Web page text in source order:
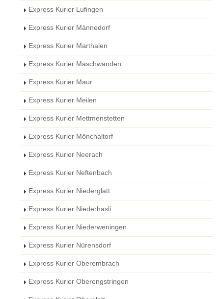
Express Kurier Lufingen
Express Kurier Männedorf
Express Kurier Marthalen
Express Kurier Maschwanden
Express Kurier Maur
Express Kurier Meilen
Express Kurier Mettmenstetten
Express Kurier Mönchaltorf
Express Kurier Neerach
Express Kurier Neftenbach
Express Kurier Niederglatt
Express Kurier Niederhasli
Express Kurier Niederweningen
Express Kurier Nürensdorf
Express Kurier Oberembrach
Express Kurier Oberengstringen